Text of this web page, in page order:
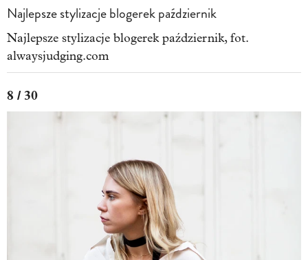
Najlepsze stylizacje blogerek październik
Najlepsze stylizacje blogerek październik, fot.
alwaysjudging.com
8 / 30